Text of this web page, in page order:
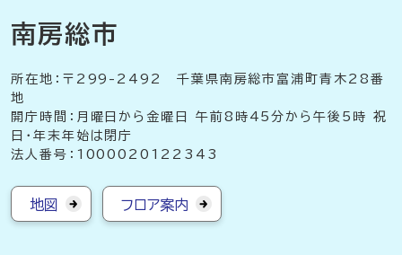
南房総市
所在地：〒299-2492 千葉県南房総市富浦町青木28番
地
開庁時間：月曜日から金曜日 午前8時45分から午後5時 祝
日・年末年始は閉庁
法人番号：1000020122343
地図 フロア案内